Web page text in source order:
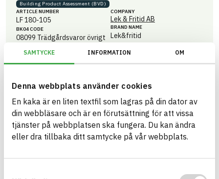
SAMTYCKE INFORMATION OM
Denna webbplats använder cookies
En kaka är en liten textfil som lagras på din dator av
din webbläsare och är en förutsättning för att vissa
tjänster på webbplatsen ska fungera. Du kan ändra
eller dra tillbaka ditt samtycke på vår webbplats.
Building Product Assessment (BVD)
ARTICLE NUMBER
LF 180-105
BK04 CODE
08099 Trädgårdsvaror övrigt
COMPANY
Lek & Fritid AB
BRAND NAME
Lek&fritid
BASTA ID
686409
CIRCULARITY Information ej lämnad
Information available
ENVIRONMENTAL EFFECTS – EPD Information ej lämnad
EMISSIONS AND TESTS Information ej lämnad